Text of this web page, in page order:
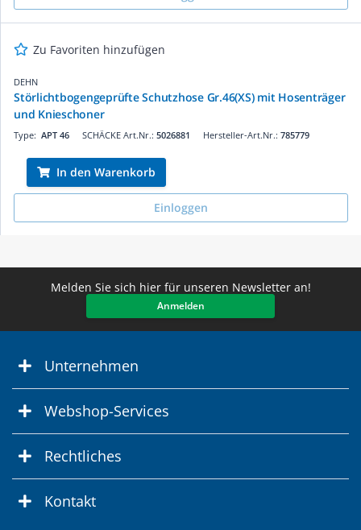
Zu Favoriten hinzufügen
DEHN
Störlichtbogengeprüfte Schutzhose Gr.46(XS) mit Hosenträger
und Knieschoner
SCHÄCKE Art.Nr.: 5026881
Type: APT 46 Hersteller-Art.Nr.: 785779
In den Warenkorb
Einloggen
Melden Sie sich hier für unseren Newsletter an!
Anmelden
Unternehmen
Webshop-Services
Rechtliches
Kontakt